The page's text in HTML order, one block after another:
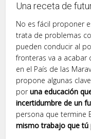
Una receta de
No es fácil proponer
trata de problemas
pueden conducir al
fronteras va a acabar
en el País de las
propone algunas
poruna educación
incertidumbre de un
persona que termine
mismo trabajo que tú